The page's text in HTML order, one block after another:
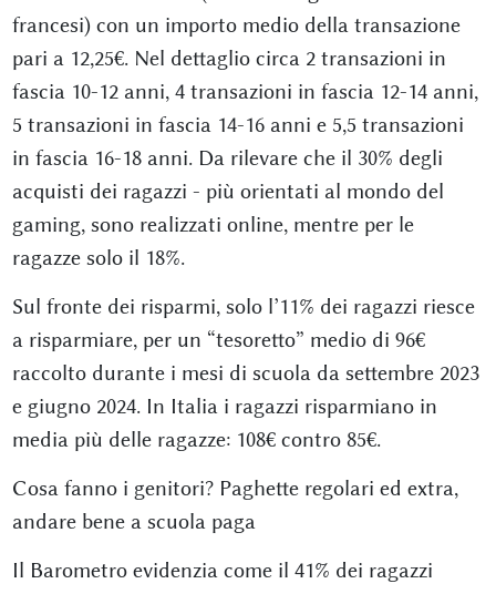
francesi) con un importo medio della transazione
pari a 12,25€. Nel dettaglio circa 2 transazioni in
fascia 10-12 anni, 4 transazioni in fascia 12-14 anni,
5 transazioni in fascia 14-16 anni e 5,5 transazioni
in fascia 16-18 anni. Da rilevare che il 30% degli
acquisti dei ragazzi - più orientati al mondo del
gaming, sono realizzati online, mentre per le
ragazze solo il 18%.
Sul fronte dei risparmi, solo l’11% dei ragazzi riesce
a risparmiare, per un “tesoretto” medio di 96€
raccolto durante i mesi di scuola da settembre 2023
e giugno 2024. In Italia i ragazzi risparmiano in
media più delle ragazze: 108€ contro 85€.
Cosa fanno i genitori? Paghette regolari ed extra,
andare bene a scuola paga
Il Barometro evidenzia come il 41% dei ragazzi